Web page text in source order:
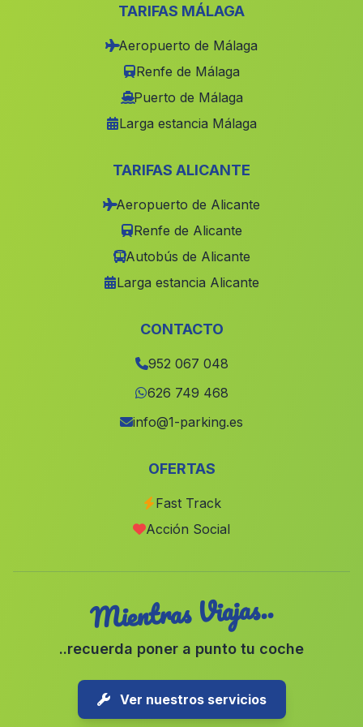
(Malaga)
(Malaga)
Caserio Venta Cabrera(Malaga)
Rincomalillo(Malaga)
Mairena del Alcor(Malaga)
(Malaga)
Caserio Piguera del Madrono(Malaga)
Cortijo de Guadajoz(Malaga)
(Malaga)
Cortijada La Fresnedilla (Malaga)
Caserio Los Villares(Malaga)
(Malaga)
Cortijo Tres Fuentes(Malaga)
TARIFAS MÁLAGA
Aeropuerto de Málaga
Renfe de Málaga
Puerto de Málaga
Larga estancia Málaga
TARIFAS ALICANTE
Aeropuerto de Alicante
Renfe de Alicante
Autobús de Alicante
Larga estancia Alicante
CONTACTO
952 067 048
626 749 468
info@1-parking.es
OFERTAS
Fast Track
Acción Social
Mientras Viajas..
..recuerda poner a punto tu coche
Ver nuestros servicios